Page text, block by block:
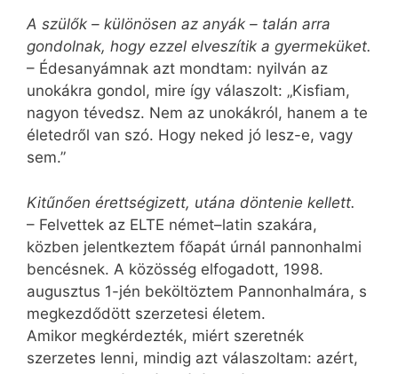
A szülők – különösen az anyák – talán arra
gondolnak, hogy ezzel elveszítik a gyermeküket.
– Édesanyámnak azt mondtam: nyilván az
unokákra gondol, mire így válaszolt: „Kisfiam,
nagyon tévedsz. Nem az unokákról, hanem a te
életedről van szó. Hogy neked jó lesz-e, vagy
sem.”
Kitűnően érettségizett, utána döntenie kellett.
– Felvettek az ELTE német–latin szakára,
közben jelentkeztem főapát úrnál pannonhalmi
bencésnek. A közösség elfogadott, 1998.
augusztus 1-jén beköltöztem Pannonhalmára, s
megkezdődött szerzetesi életem.
Amikor megkérdezték, miért szeretnék
szerzetes lenni, mindig azt válaszoltam: azért,